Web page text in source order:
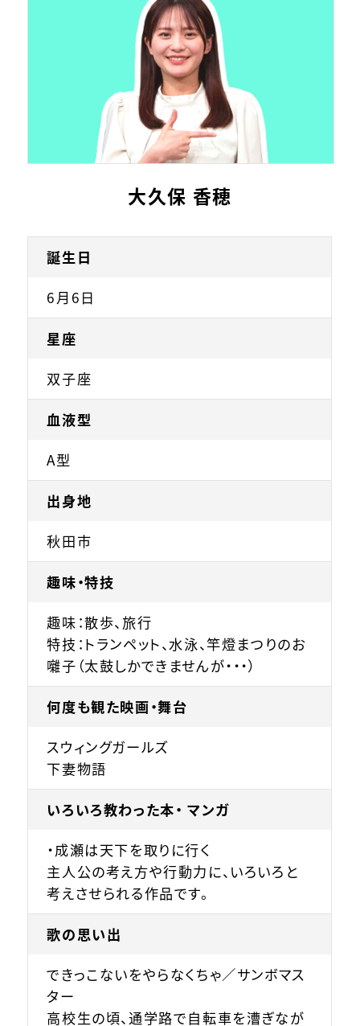
大久保 香穂
誕生日
6月6日
星座
双子座
血液型
A型
出身地
秋田市
趣味・特技
趣味：散歩、旅行
特技：トランペット、水泳、竿燈まつりのお
囃子（太鼓しかできませんが・・・）
何度も観た映画・舞台
スウィングガールズ
下妻物語
いろいろ教わった本・ マンガ
・成瀬は天下を取りに行く
主人公の考え方や行動力に、いろいろと
考えさせられる作品です。
歌の思い出
できっこないをやらなくちゃ／サンボマス
ター
高校生の頃、通学路で自転車を漕ぎなが